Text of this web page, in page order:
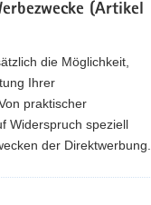
(Artikel
die Möglichkeit,
Ihrer
praktischer
Widerspruch speziell
der Direktwerbung.